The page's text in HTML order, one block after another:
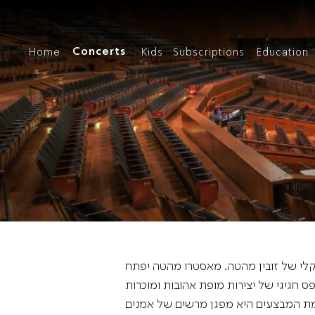
Home Concerts
Our Concerts
Kids Subscriptions Education
A
קבוצת קרן יער
המוזיקלי של זובין מהטה. מאסטרו מהטה יפתח
לעונה היא פסיפס חגיגי של יצירות מופת אהובות ומוכרות